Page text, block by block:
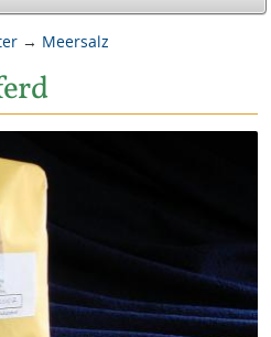
→ Meersalz